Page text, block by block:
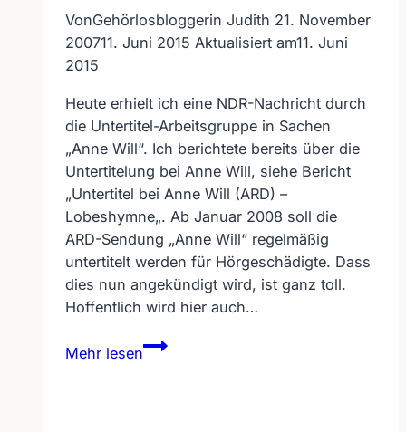
VonGehörlosbloggerin Judith 21. November
200711. Juni 2015 Aktualisiert am11. Juni
2015
Heute erhielt ich eine NDR-Nachricht durch
die Untertitel-Arbeitsgruppe in Sachen
„Anne Will“. Ich berichtete bereits über die
Untertitelung bei Anne Will, siehe Bericht
„Untertitel bei Anne Will (ARD) –
Lobeshymne„. Ab Januar 2008 soll die
ARD-Sendung „Anne Will“ regelmäßig
untertitelt werden für Hörgeschädigte. Dass
dies nun angekündigt wird, ist ganz toll.
Hoffentlich wird hier auch…
Mehr lesen
„Anne
Will“